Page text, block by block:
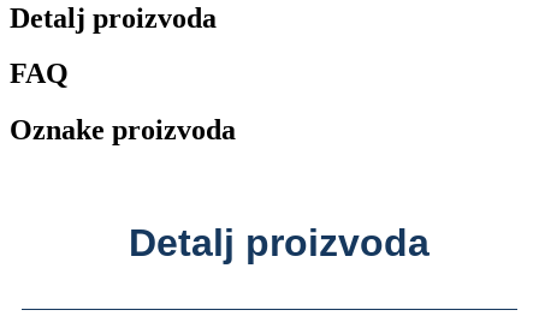
Detalj proizvoda
FAQ
Oznake proizvoda
Detalj proizvoda